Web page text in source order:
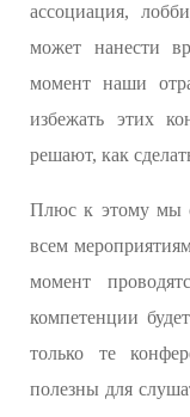
ассоциация,
может нанести
момент наши
избежать этих
решают, как
Плюс к этому мы
всем
момент
компетенции
только те
полезны для